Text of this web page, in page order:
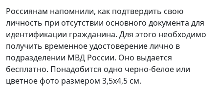
Россиянам напомнили, как подтвердить свою
личность при отсутствии основного документа для
идентификации гражданина. Для этого необходимо
получить временное удостоверение лично в
подразделении МВД России. Оно выдается
бесплатно. Понадобится одно черно-белое или
цветное фото размером 3,5x4,5 см.